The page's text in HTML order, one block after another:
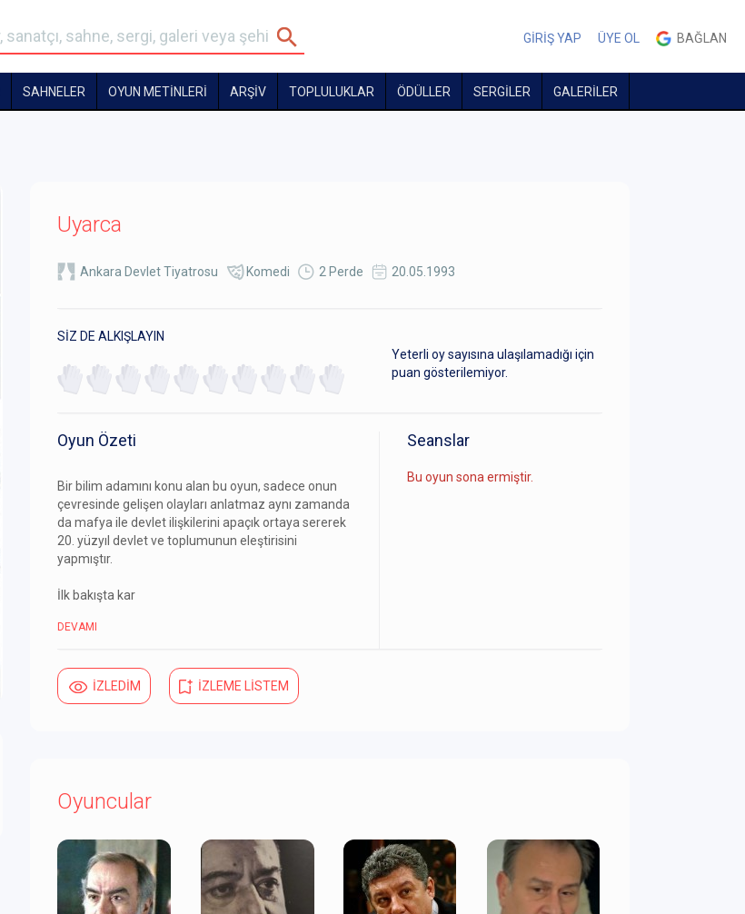
GİRİŞ YAP ÜYE OL BAĞLAN
SAHNELER OYUN METİNLERİ ARŞİV TOPLULUKLAR ÖDÜLLER SERGİLER GALERİLER
Uyarca
Ankara Devlet Tiyatrosu Komedi 2 Perde 20.05.1993
SİZ DE ALKIŞLAYIN
Yeterli oy sayısına ulaşılamadığı için
puan gösterilemiyor.
Oyun Özeti
Bir bilim adamını konu alan bu oyun, sadece onun
çevresinde gelişen olayları anlatmaz aynı zamanda
da mafya ile devlet ilişkilerini apaçık ortaya sererek
20. yüzyıl devlet ve toplumunun eleştirisini
yapmıştır.
İlk bakışta kar
DEVAMI
Seanslar
Bu oyun sona ermiştir.
İZLEDİM İZLEME LİSTEM
Oyuncular